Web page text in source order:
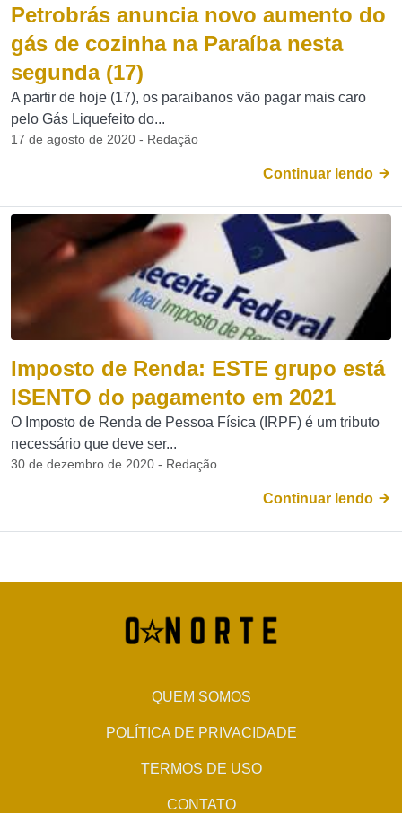
Petrobrás anuncia novo aumento do
gás de cozinha na Paraíba nesta
segunda (17)
A partir de hoje (17), os paraibanos vão pagar mais caro
pelo Gás Liquefeito do...
17 de agosto de 2020 - Redação
Continuar lendo
Imposto de Renda: ESTE grupo está
ISENTO do pagamento em 2021
O Imposto de Renda de Pessoa Física (IRPF) é um tributo
necessário que deve ser...
30 de dezembro de 2020 - Redação
Continuar lendo
QUEM SOMOS
POLÍTICA DE PRIVACIDADE
TERMOS DE USO
CONTATO